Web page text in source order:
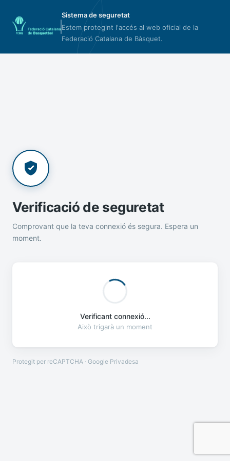
Sistema de seguretat
Estem protegint l'accés al web oficial de la
Federació Catalana de Bàsquet.
Verificació de seguretat
Comprovant que la teva connexió és segura. Espera un
moment.
Verificant connexió...
Això trigarà un moment
Protegit per reCAPTCHA · Google Privadesa